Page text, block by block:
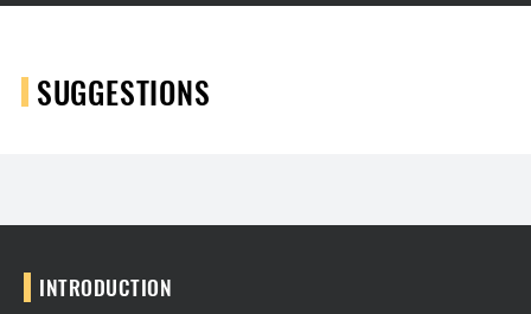
SUGGESTIONS
INTRODUCTION